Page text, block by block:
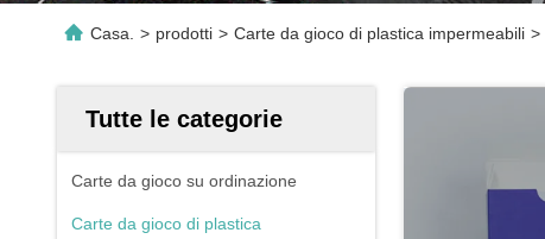
Casa. > prodotti > Carte da gioco di plastica impermeabili >
Tutte le categorie
Carte da gioco su ordinazione
Carte da gioco di plastica